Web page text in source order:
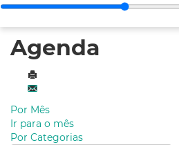
Agenda
Por Mês
Ir para o mês
Por Categorias